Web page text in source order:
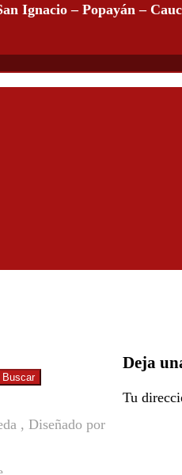
Ignacio – Popayán –
Deja
Tu
, Diseñado por